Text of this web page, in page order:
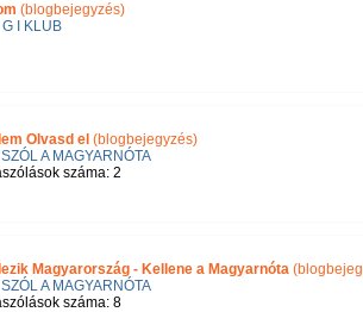
(blogbejegyzés)
G I KLUB
Olvasd el (blogbejegyzés)
SZÓL A MAGYARNÓTA
száma: 2
Magyarország - Kellene a Magyarnóta
SZÓL A MAGYARNÓTA
száma: 8